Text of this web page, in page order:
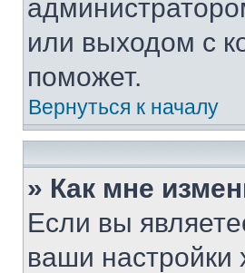
или выходом с
поможет.
Вернуться к началу
» Как мне
Если вы
ваши